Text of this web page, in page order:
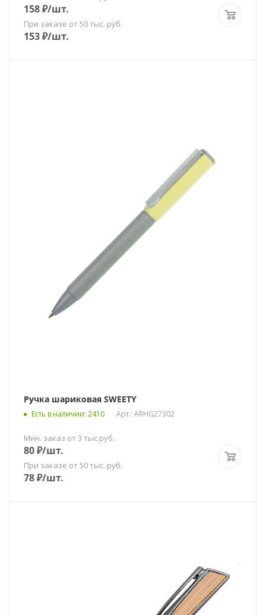
158₽/шт.
При заказе от 50 тыс. руб.
153₽/шт.
Ручка шариковая SWEETY
Есть в наличии: 2410 Арт.: ARHG27302
Мин. заказ от 3 тыс.руб..
80₽/шт.
При заказе от 50 тыс. руб.
78₽/шт.